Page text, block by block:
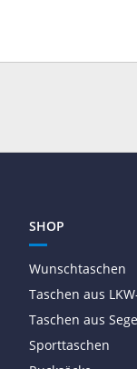
SHOP
Wunschtaschen
Taschen aus
Taschen aus
Sporttaschen